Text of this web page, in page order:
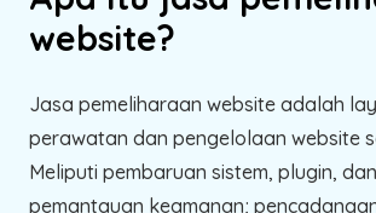
website?
Jasa pemeliharaan website adalah
perawatan dan pengelolaan website
Meliputi pembaruan sistem, plugin,
pemantauan keamanan;